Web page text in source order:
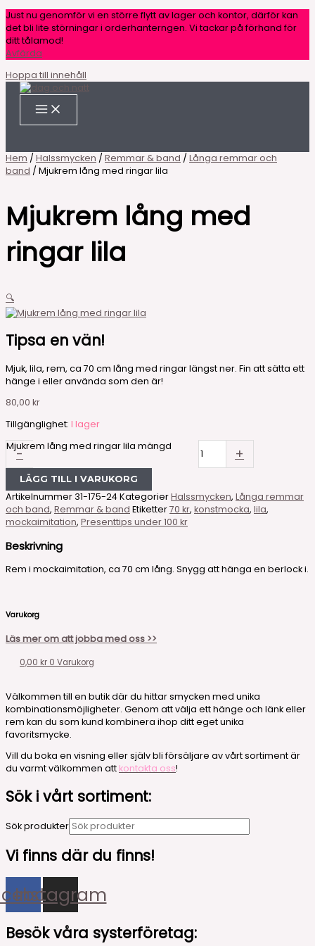
Just nu genomför vi en större flytt av lager och kontor, därför kan
det bli lite störningar i orderhanterngen. Vi tackar på förhand för
ditt tålamod!
Avfärda
Hoppa till innehåll
Hem / Halssmycken / Remmar & band / Långa remmar och
band / Mjukrem lång med ringar lila
Mjukrem lång med
ringar lila
🔍
Tipsa en vän!
Mjuk, lila, rem, ca 70 cm lång med ringar längst ner. Fin att sätta ett
hänge i eller använda som den är!
80,00 kr
Tillgänglighet: I lager
-
Mjukrem lång med ringar lila mängd +
LÄGG TILL I VARUKORG
Artikelnummer 31-175-24KategorierHalssmycken, Långa remmar
och band, Remmar & band Etiketter70 kr, konstmocka, lila,
mockaimitation, Presenttips under 100 kr
Beskrivning
Rem i mockaimitation, ca 70 cm lång. Snygg att hänga en berlock i.
Varukorg
Läs mer om att jobba med oss >>
0,00 kr 0 Varukorg
Välkommen till en butik där du hittar smycken med unika
kombinationsmöjligheter. Genom att välja ett hänge och länk eller
rem kan du som kund kombinera ihop ditt eget unika
favoritsmycke.
Vill du boka en visning eller själv bli försäljare av vårt sortiment är
du varmt välkommen att kontakta oss!
Sök i vårt sortiment:
Sök produkter
Vi finns där du finns!
Instagram
Besök våra systerföretag: